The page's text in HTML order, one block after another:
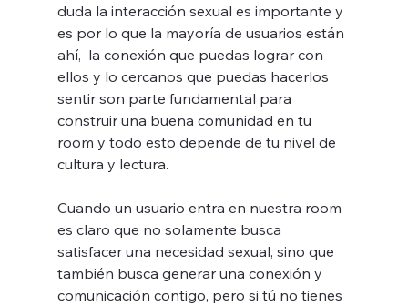
duda la interacción sexual es importante y
es por lo que la mayoría de usuarios están
ahí,  la conexión que puedas lograr con
ellos y lo cercanos que puedas hacerlos
sentir son parte fundamental para
construir una buena comunidad en tu
room y todo esto depende de tu nivel de
cultura y lectura.
Cuando un usuario entra en nuestra room
es claro que no solamente busca
satisfacer una necesidad sexual, sino que
también busca generar una conexión y
comunicación contigo, pero si tú no tienes